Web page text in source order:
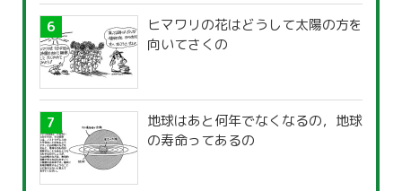
ヒマワリの花はどうして太陽の方を
向いてさくの
地球はあと何年でなくなるの，地球
の寿命ってあるの